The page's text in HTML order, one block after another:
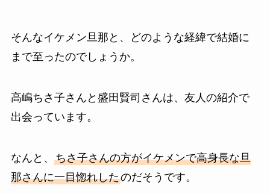
そんなイケメン旦那と、どのような経緯で結婚に
まで至ったのでしょうか。
高嶋ちさ子さんと盛田賢司さんは、友人の紹介で
出会っています。
なんと、 ちさ子さんの方がイケメンで高身長な旦
那さんに一目惚れしたのだそうです。